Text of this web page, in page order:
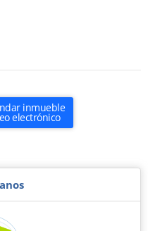
inmueble
electrónico